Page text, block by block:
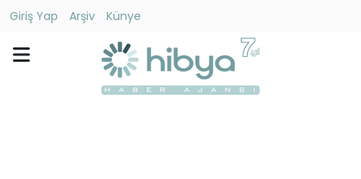
Giriş Yap Arşiv
Künye